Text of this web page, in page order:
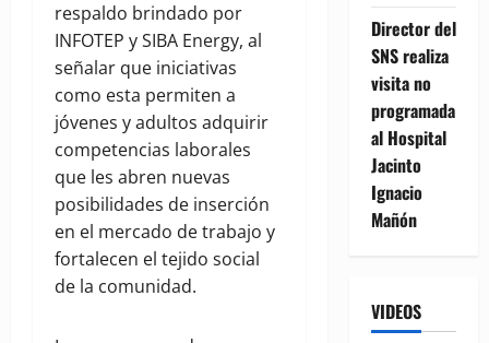
respaldo brindado por
INFOTEP y SIBA Energy, al
señalar que iniciativas
como esta permiten a
jóvenes y adultos adquirir
competencias laborales
que les abren nuevas
posibilidades de inserción
en el mercado de trabajo y
fortalecen el tejido social
de la comunidad.
Director del
SNS realiza
visita no
programada
al Hospital
Jacinto
Ignacio
Mañón
VIDEOS